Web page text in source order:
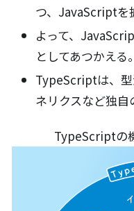
つ、JavaScriptを
よって、
としてあつかえる。
TypeScriptは、型
ネリクスなど独自
TypeScriptの